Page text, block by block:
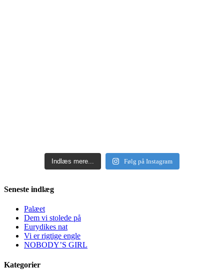
Indlæs mere... Følg på Instagram
Seneste indlæg
Palæet
Dem vi stolede på
Eurydikes nat
Vi er rigtige engle
NOBODY’S GIRL
Kategorier